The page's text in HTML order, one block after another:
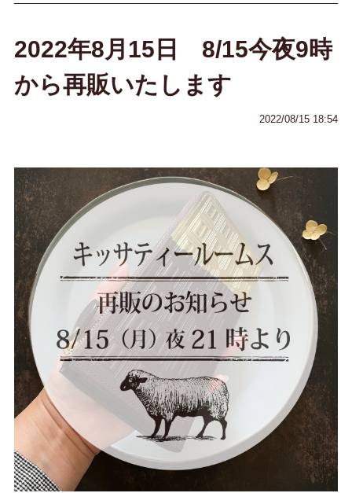
2022年8月15日 8/15今夜9時
から再販いたします
2022/08/15 18:54